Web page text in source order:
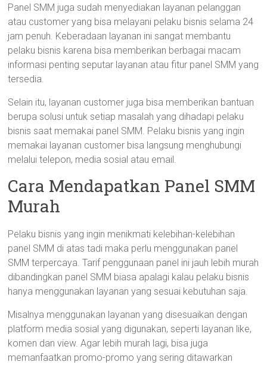
Panel SMM juga sudah menyediakan layanan pelanggan
atau customer yang bisa melayani pelaku bisnis selama 24
jam penuh. Keberadaan layanan ini sangat membantu
pelaku bisnis karena bisa memberikan berbagai macam
informasi penting seputar layanan atau fitur panel SMM yang
tersedia.
Selain itu, layanan customer juga bisa memberikan bantuan
berupa solusi untuk setiap masalah yang dihadapi pelaku
bisnis saat memakai panel SMM. Pelaku bisnis yang ingin
memakai layanan customer bisa langsung menghubungi
melalui telepon, media sosial atau email.
Cara Mendapatkan Panel SMM
Murah
Pelaku bisnis yang ingin menikmati kelebihan-kelebihan
panel SMM di atas tadi maka perlu menggunakan panel
SMM terpercaya. Tarif penggunaan panel ini jauh lebih murah
dibandingkan panel SMM biasa apalagi kalau pelaku bisnis
hanya menggunakan layanan yang sesuai kebutuhan saja.
Misalnya menggunakan layanan yang disesuaikan dengan
platform media sosial yang digunakan, seperti layanan like,
komen dan view. Agar lebih murah lagi, bisa juga
memanfaatkan promo-promo yang sering ditawarkan